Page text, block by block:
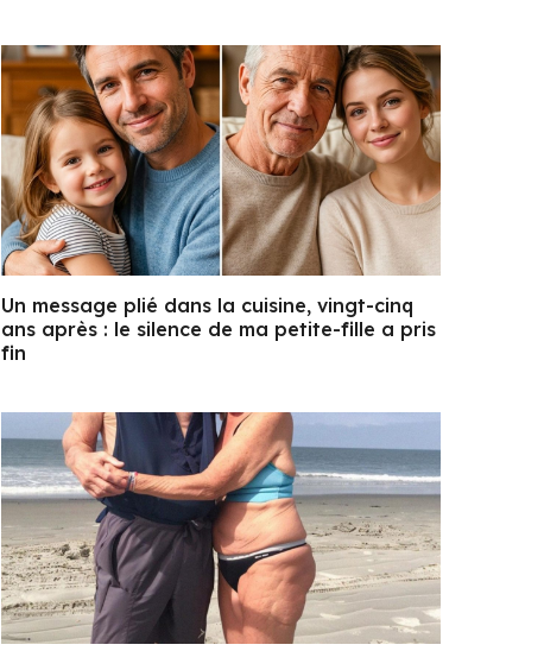
Un message plié dans la cuisine, vingt-cinq
ans après : le silence de ma petite-fille a pris
fin